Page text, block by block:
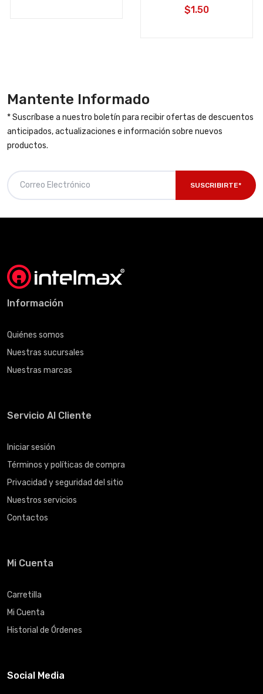
$1.50
Mantente Informado
* Suscríbase a nuestro boletín para recibir ofertas de descuentos
anticipados, actualizaciones e información sobre nuevos
productos.
SUSCRIBIRTE*
Información
Quiénes somos
Nuestras sucursales
Nuestras marcas
Servicio Al Cliente
Iniciar sesión
Términos y políticas de compra
Privacidad y seguridad del sitio
Nuestros servicios
Contactos
Mi Cuenta
Carretilla
Mi Cuenta
Historial de Órdenes
Social Media